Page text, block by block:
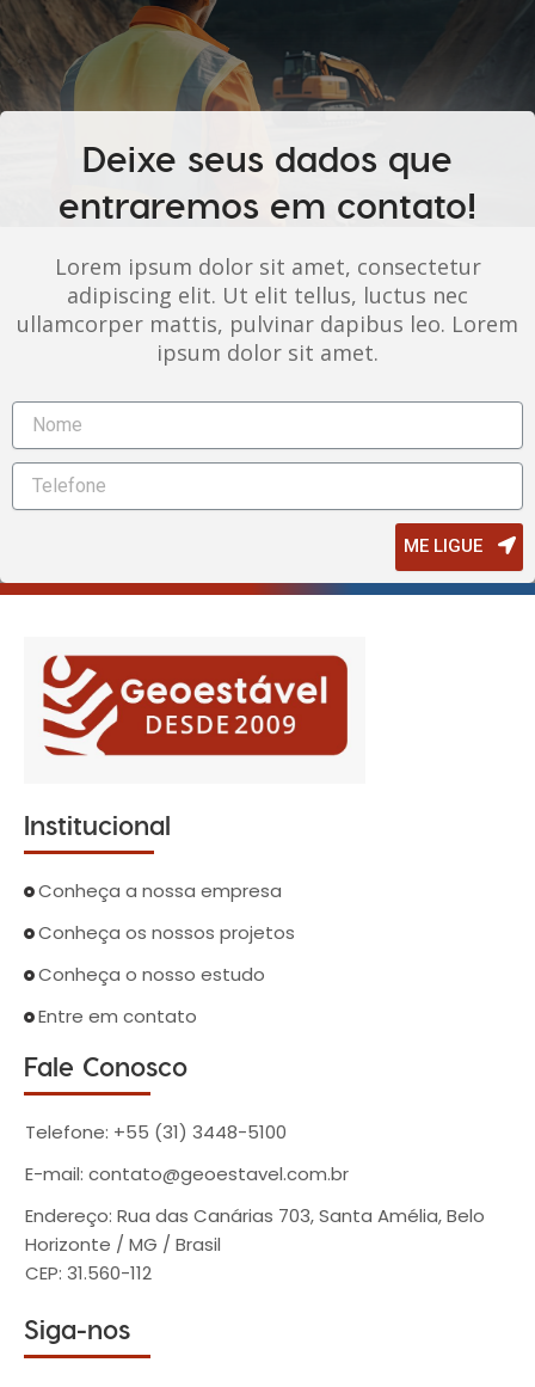
Deixe seus dados que
entraremos em contato!
Lorem ipsum dolor sit amet, consectetur
adipiscing elit. Ut elit tellus, luctus nec
ullamcorper mattis, pulvinar dapibus leo. Lorem
ipsum dolor sit amet.
ME LIGUE
Institucional
Conheça a nossa empresa
Conheça os nossos projetos
Conheça o nosso estudo
Entre em contato
Fale Conosco
Telefone: +55 (31) 3448-5100
E-mail: contato@geoestavel.com.br
Endereço: Rua das Canárias 703, Santa Amélia, Belo
Horizonte / MG / Brasil
CEP: 31.560-112
Siga-nos